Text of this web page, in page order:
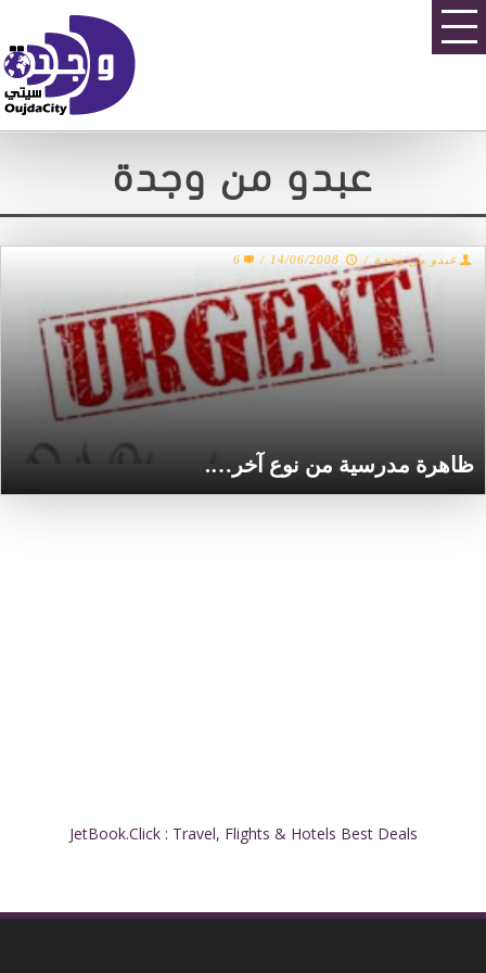
عبدو من وجدة
ظاهرة مدرسية من نوع آخر….
عبدو من وجدة /
14/06/2008
/
6
JetBook.Click : Travel, Flights & Hotels Best Deals